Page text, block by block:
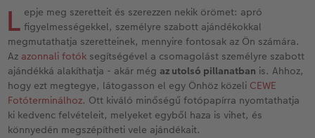
CEWE myPhotos
Fényképtároló dobozok
Fotócsomagok
Fotómatrica
Azonnali fotókidolgozás
Hexxas
Fafotó
Többrészes fali dekoráció
Fotókollázsok
Art Prints
Fényképes naptárak
CEWE FOTÓKÖNYV Kids
CEWE myPhotos
Egyedi ajándékötletek
Ajándékötletek szeretteinek
Utazás
Esküvő
L epje meg szeretteit és szerezzen nekik örömet: apró
figyelmességekkel, személyre szabott ajándékokkal
megmutathatja szeretteinek, mennyire fontosak az Ön számára.
Az azonnali fotók segítségével a csomagolást személyre szabott
ajándékká alakíthatja - akár mégaz utolsó pillanatban is. Ahhoz,
hogy ezt megtegye, látogasson el egy Önhöz közeli CEWE
Fotóterminálhoz. Ott kiváló minőségű fotópapírra nyomtathatja
ki kedvenc felvételeit, melyeket egyből haza is vihet, és
könnyedén megszépítheti vele ajándékait.